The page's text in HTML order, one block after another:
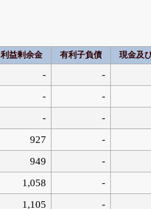
利益剰余金 有利子負債 現金及
- -
- -
- -
927 -
949 -
1,058 -
1,105 -